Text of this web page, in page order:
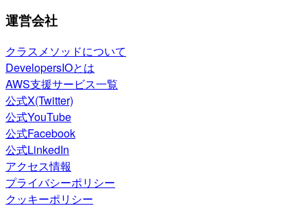
運営会社
クラスメソッドについて
DevelopersIOとは
AWS支援サービス一覧
公式X(Twitter)
公式YouTube
公式Facebook
公式LinkedIn
アクセス情報
プライバシーポリシー
クッキーポリシー